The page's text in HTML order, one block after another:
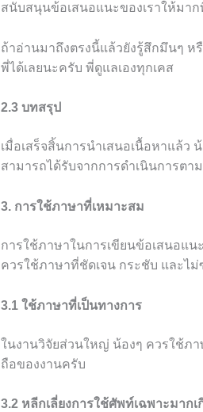
สนับสนุนข้อเสนอแนะของเราให้มา
ถ้าอ่านมาถึงตรงนี้แล้วยังรู้สึกมึนๆ ห
พี่ได้เลยนะครับ พี่ดูแลเองทุกเคส
2.3 บทสรุป
เมื่อเสร็จสิ้นการนำเสนอเนื้อหาแล้ว
สามารถได้รับจากการดำเนินการตา
3. การใช้ภาษาที่เหมาะสม
การใช้ภาษาในการเขียนข้อเสนอแ
ควรใช้ภาษาที่ชัดเจน กระชับ และไ
3.1 ใช้ภาษาที่เป็นทางการ
ในงานวิจัยส่วนใหญ่ น้องๆ ควรใช้ภ
ถือของงานครับ
3.2 หลีกเลี่ยงการใช้ศัพท์เฉพาะมากเ